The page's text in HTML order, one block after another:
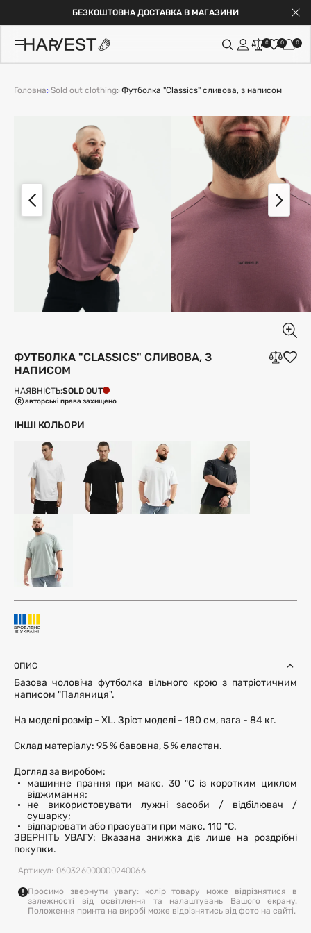
БЕЗКОШТОВНА ДОСТАВКА В МАГАЗИНИ
0 0 0
Головна Sold out clothing Футболка "Classics" сливова, з написом
ФУТБОЛКА "CLASSICS" СЛИВОВА, З
НАПИСОМ
НАЯВНІСТЬ:SOLD OUT
авторські права захищено
ІНШІ КОЛЬОРИ
ОПИС
Базова чоловіча футболка вільного крою з патріотичним
написом "Паляниця".
На моделі розмір - XL. Зріст моделі - 180 см, вага - 84 кг.
Склад матеріалу: 95 % бавовна, 5 % еластан.
Догляд за виробом:
машинне прання при макс. 30 ºC із коротким циклом
віджимання;
не використовувати лужні засоби / відбілювач /
сушарку;
відпарювати або прасувати при макс. 110 ºC.
ЗВЕРНІТЬ УВАГУ: Вказана знижка діє лише на роздрібні
покупки.
Артикул: 060326000000240066
Просимо звернути увагу: колір товару може відрізнятися в
залежності від освітлення та налаштувань Вашого екрану.
Положення принта на виробі може відрізнятись від фото на сайті.